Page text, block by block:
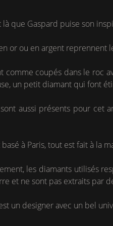
là que Gaspard puise son
or ou en argent reprennent
comme coupés dans le roc
un petit diamant qui font
aussi présents pour cet
à Paris, tout est fait à la
les diamants utilisés
et ne sont pas extraits par
un designer avec un bel